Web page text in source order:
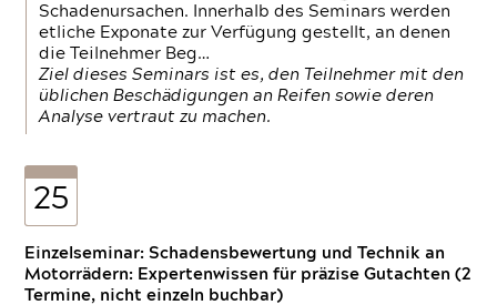
Schadenursachen. Innerhalb des Seminars werden
etliche Exponate zur Verfügung gestellt, an denen
die Teilnehmer Beg…
Ziel dieses Seminars ist es, den Teilnehmer mit den
üblichen Beschädigungen an Reifen sowie deren
Analyse vertraut zu machen.
25
Einzelseminar: Schadensbewertung und Technik an
Motorrädern: Expertenwissen für präzise Gutachten (2
Termine, nicht einzeln buchbar)